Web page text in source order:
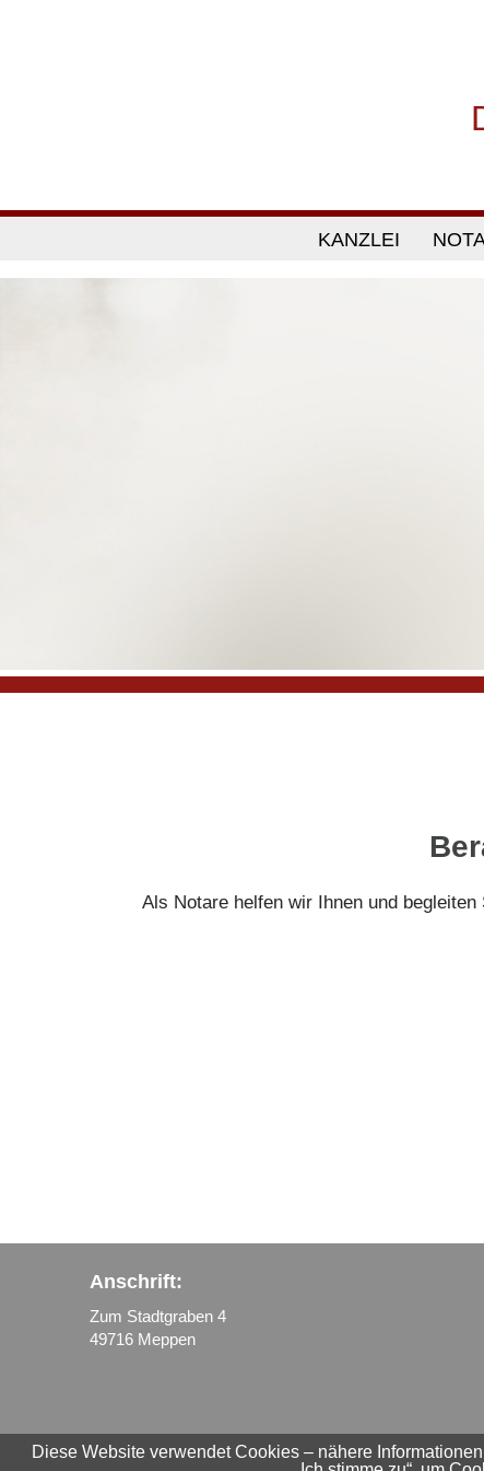
KANZLEI
Als Notare helfen wir Ihnen und
Anschrift:
Zum Stadtgraben 4
49716 Meppen
© Design: Erdmann-Medien
Diese Website verwendet Cookies – nähere